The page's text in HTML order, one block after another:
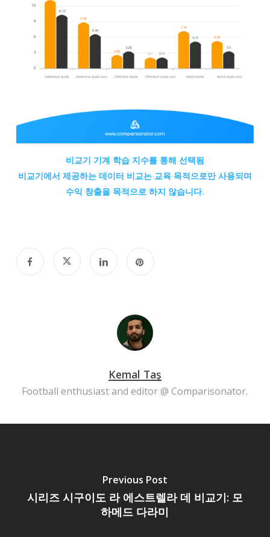
비교기 기계 학습 지수를 통해 선택됨
비교기에서 제공하는 데이터 비교는 교육 목적으로만 사용되며
수익 창출을 목적으로 하지 않습니다.
Kemal Taş
Football enthusiast and editor @ Comparisonator.
Previous Post
시리즈 시구이도 라 에스트렐라 데 비교기: 모
하메드 다라미